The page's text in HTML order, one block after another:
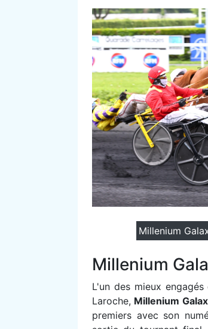
Millenium
Millenium
L'un des mieux
Laroche, Millenium
premiers avec son